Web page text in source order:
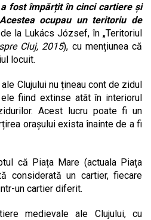
fost împărțit în cinci cartiere și
ocupau un teritoriu de
la Lukács József, în „Teritoriul
Cluj, 2015), cu mențiunea că
locuit.
Clujului nu țineau cont de zidul
fiind extinse atât în interiorul
Acest lucru poate fi un
orașului exista înainte de a fi
că Piața Mare (actuala Piața
considerată un cartier, fiecare
un cartier diferit.
medievale ale Clujului, cu